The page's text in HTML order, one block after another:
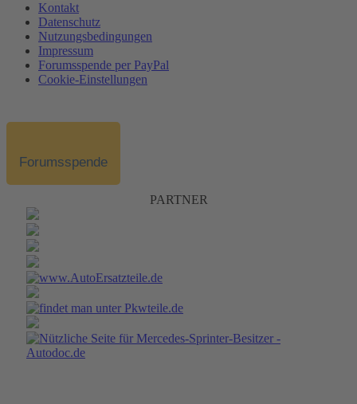
Kontakt
Datenschutz
Nutzungsbedingungen
Impressum
Forumsspende per PayPal
Cookie-Einstellungen
Forumsspende
PARTNER